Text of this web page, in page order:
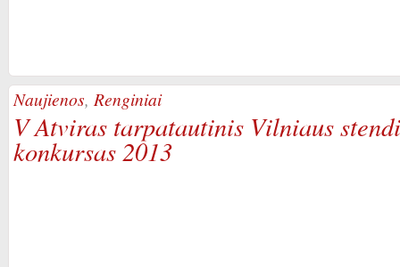
Naujienos, Renginiai
V Atviras tarpatautinis Vilniaus
konkursas 2013